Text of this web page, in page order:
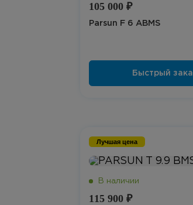
105 000 ₽
Parsun F 6 ABMS
Лучшая цена
115 900 ₽